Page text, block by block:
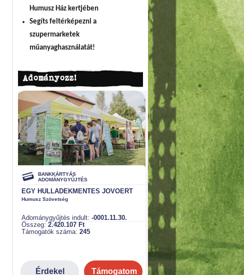
Humusz Ház kertjében
Segíts feltérképezni a
szupermarketek
műanyaghasználatát!
Adományozz!